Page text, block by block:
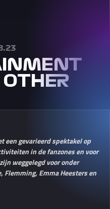
OTHER
een gevarieerd spektakel op
in de fanzones en voor
weggelegd voor onder
Flemming, Emma Heesters en